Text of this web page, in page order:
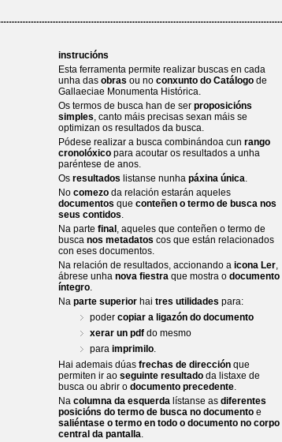
instrucións
Esta ferramenta permite realizar buscas en cada
unha das obras ou no conxunto do Catálogo de
Gallaeciae Monumenta Histórica.
Os termos de busca han de ser proposicións
simples, canto máis precisas sexan máis se
optimizan os resultados da busca.
Pódese realizar a busca combinándoa cun rango
cronolóxico para acoutar os resultados a unha
paréntese de anos.
Os resultados listanse nunha páxina única.
No comezo da relación estarán aqueles
documentos que conteñen o termo de busca nos
seus contidos.
Na parte final , aqueles que conteñen o termo de
busca nos metadatos cos que están relacionados
con eses documentos.
Na relación de resultados, accionando a icona Ler,
ábrese unha nova fiestra que mostra o documento
íntegro.
Na parte superior hai tres utilidades para:
poder copiar a ligazón do documento
xerar un pdf do mesmo
para imprimilo.
Hai ademais dúas frechas de dirección que
permiten ir ao seguinte resultado da listaxe de
busca ou abrir o documento precedente.
Na columna da esquerda lístanse as diferentes
posicións do termo de busca no documento e
saliéntase o termo en todo o documento no corpo
central da pantalla.